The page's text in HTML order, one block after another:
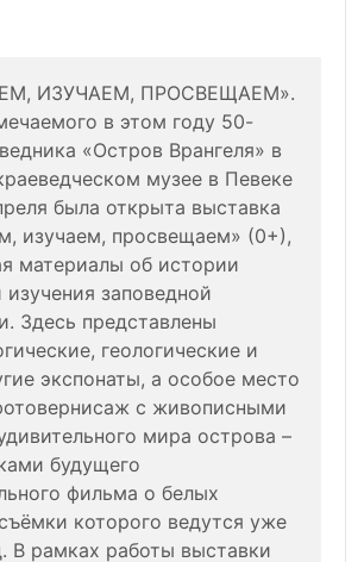
ИЗУЧАЕМ, ПРОСВЕЩАЕМ».
в этом году 50-
«Остров Врангеля» в
музее в Певеке
была открыта выставка
изучаем, просвещаем» (0+),
материалы об истории
изучения заповедной
Здесь представлены
геологические и
экспонаты, а особое место
с живописными
мира острова –
будущего
фильма о белых
которого ведутся уже
В рамках работы выставки